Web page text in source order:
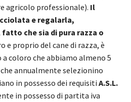
agricolo professionale). Il
e regalarla,
che sia di pura razza o
e proprio del cane di razza, è
coloro che abbiamo almeno 5
annualmente selezionino
in possesso dei requisiti A.S.L.
in possesso di partita iva